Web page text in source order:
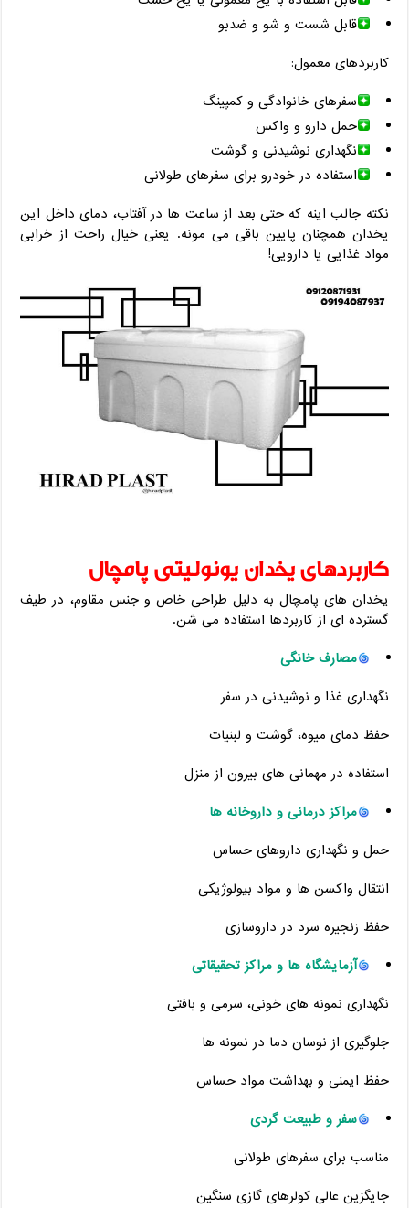
قابل شست ‌و شو و ضدبو
کاربردهای معمول:
سفرهای خانوادگی و کمپینگ
حمل دارو و واکس
نگهداری نوشیدنی و گوشت
استفاده در خودرو برای سفرهای طولانی
نکته جالب اینه که حتی بعد از ساعت ‌ها در آفتاب، دمای داخل این
یخدان همچنان پایین باقی می ‌مونه. یعنی خیال راحت از خرابی
مواد غذایی یا دارویی!
کاربردهای یخدان یونولیتی پامچال
یخدان‌ های پامچال به دلیل طراحی خاص و جنس مقاوم، در طیف
گسترده ‌ای از کاربردها استفاده می‌ شن.
مصارف خانگی
نگهداری غذا و نوشیدنی در سفر
حفظ دمای میوه، گوشت و لبنیات
استفاده در مهمانی‌ های بیرون از منزل
مراکز درمانی و داروخانه‌ ها
حمل و نگهداری داروهای حساس
انتقال واکسن ‌ها و مواد بیولوژیکی
حفظ زنجیره سرد در داروسازی
آزمایشگاه‌ ها و مراکز تحقیقاتی
نگهداری نمونه‌ های خونی، سرمی و بافتی
جلوگیری از نوسان دما در نمونه‌ ها
حفظ ایمنی و بهداشت مواد حساس
سفر و طبیعت ‌گردی
مناسب برای سفرهای طولانی
جایگزین عالی کولرهای گازی سنگین